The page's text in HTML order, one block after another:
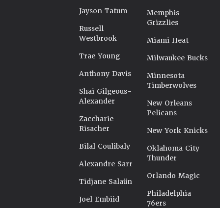
Jayson Tatum
Russell
Westbrook
Trae Young
Anthony Davis
Shai Gilgeous-
Alexander
Zaccharie
Risacher
Bilal Coulibaly
Alexandre Sarr
Tidjane Salaün
Joel Embiid
Memphis
Grizzlies
Miami Heat
Milwaukee Bucks
Minnesota
Timberwolves
New Orleans
Pelicans
New York Knicks
Oklahoma City
Thunder
Orlando Magic
Philadelphia
76ers